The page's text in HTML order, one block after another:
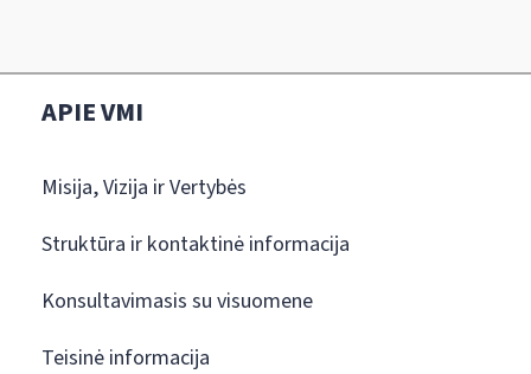
APIE VMI
Misija, Vizija ir Vertybės
Struktūra ir kontaktinė informacija
Konsultavimasis su visuomene
Teisinė informacija